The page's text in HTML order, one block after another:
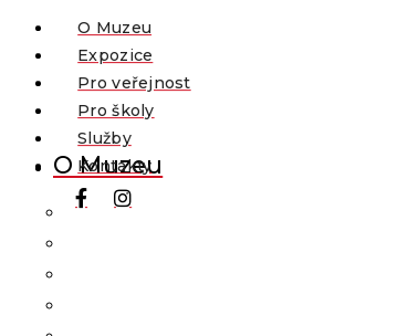
O Muzeu
Expozice
Pro veřejnost
Pro školy
Služby
Kontakty
O Muzeu